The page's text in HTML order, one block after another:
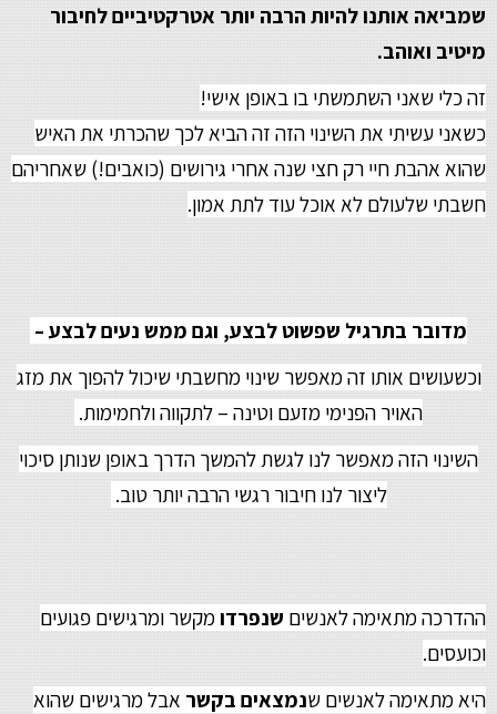
שמביאה אותנו להיות הרבה יותר אטרקטיביים לחיבור
מיטיב ואוהב.
זה כלי שאני השתמשתי בו באופן אישי!
כשאני עשיתי את השינוי הזה זה הביא לכך שהכרתי את האיש
שהוא אהבת חיי רק חצי שנה אחרי גירושים (כואבים!) שאחריהם
חשבתי שלעולם לא אוכל עוד לתת אמון.
מדובר בתרגיל שפשוט לבצע, וגם ממש נעים לבצע –
וכשעושים אותו זה מאפשר שינוי מחשבתי שיכול להפוך את מזג
האויר הפנימי מזעם וטינה – לתקווה ולחמימות.
השינוי הזה מאפשר לנו לגשת להמשך הדרך באופן שנותן סיכוי
ליצור לנו חיבור רגשי הרבה יותר טוב.
ההדרכה מתאימה לאנשים שנפרדומקשר ומרגישים פגועים
וכועסים.
היא מתאימה לאנשים שנמצאים בקשר אבל מרגישים שהוא